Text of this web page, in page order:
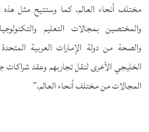
مختلف أنحاء العالم. كما وستتيح مثل هذه
والمختصين بمجالات التعليم
والصحة من دولة الإمارات العربية
الخليجي الأخرى لنقل تجاربهم وعقد شراكات
المجالات من مختلف أنحاء العالم.”